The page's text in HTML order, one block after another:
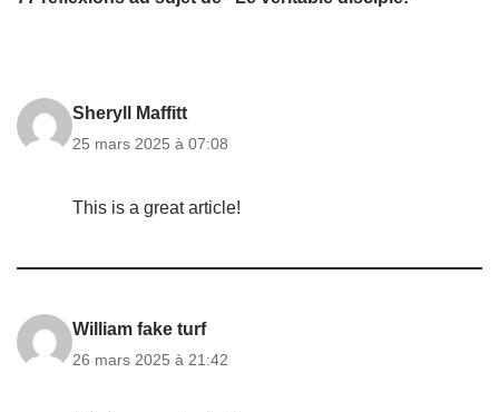
Sheryll Maffitt
25 mars 2025 à 07:08
This is a great article!
William fake turf
26 mars 2025 à 21:42